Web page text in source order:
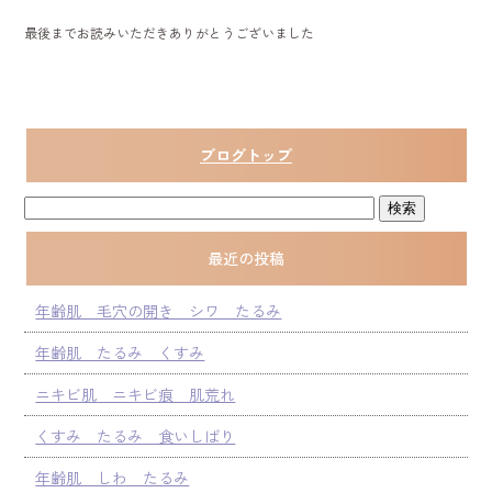
最後までお読みいただきありがとうございました
ブログトップ
最近の投稿
年齢肌 毛穴の開き シワ たるみ
年齢肌 たるみ くすみ
ニキビ肌 ニキビ痕 肌荒れ
くすみ たるみ 食いしばり
年齢肌 しわ たるみ